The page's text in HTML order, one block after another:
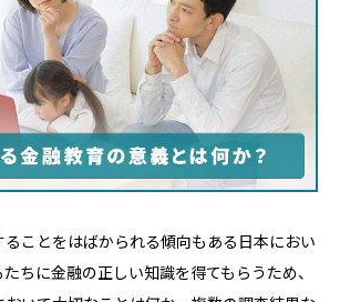
ことをはばかられる傾向もある日本におい
ちに金融の正しい知識を得てもらうため、